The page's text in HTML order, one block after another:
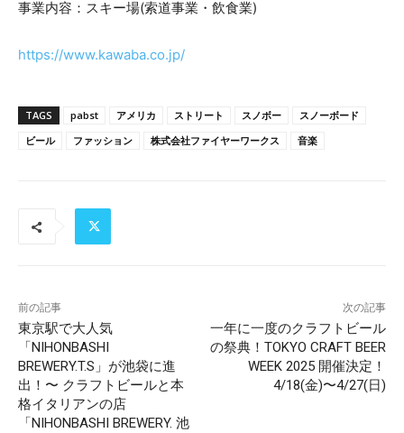
事業内容：スキー場(索道事業・飲食業)
https://www.kawaba.co.jp/
TAGS pabst アメリカ ストリート スノボー
スノーボード
ビール
ファッション 株式会社ファイヤーワークス 音楽
前の記事
東京駅で大人気
「NIHONBASHI
BREWERY.T.S」が池袋に進
出！〜 クラフトビールと本
格イタリアンの店
「NIHONBASHI BREWERY. 池
次の記事
一年に一度のクラフトビール
の祭典！TOKYO CRAFT BEER
WEEK 2025 開催決定！
4/18(金)〜4/27(日)